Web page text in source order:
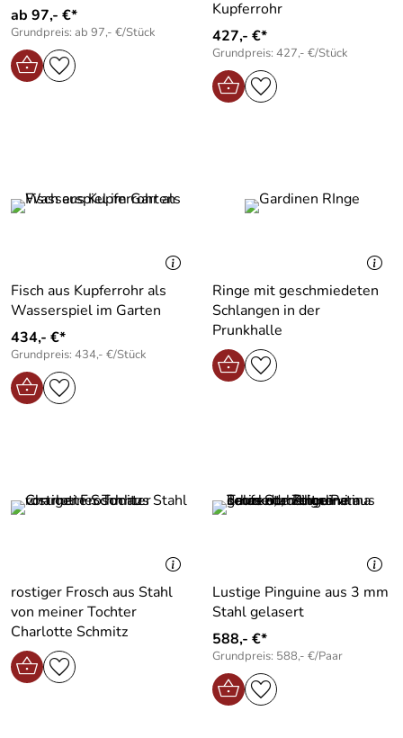
ab 97,- €*
Grundpreis: ab 97,- €/Stück
Kupferrohr
427,- €*
Grundpreis: 427,- €/Stück
Fisch aus Kupferrohr als
Wasserspiel im Garten
434,- €*
Grundpreis: 434,- €/Stück
Ringe mit geschmiedeten
Schlangen in der
Prunkhalle
rostiger Frosch aus Stahl
von meiner Tochter
Charlotte Schmitz
Lustige Pinguine aus 3 mm
Stahl gelasert
588,- €*
Grundpreis: 588,- €/Paar